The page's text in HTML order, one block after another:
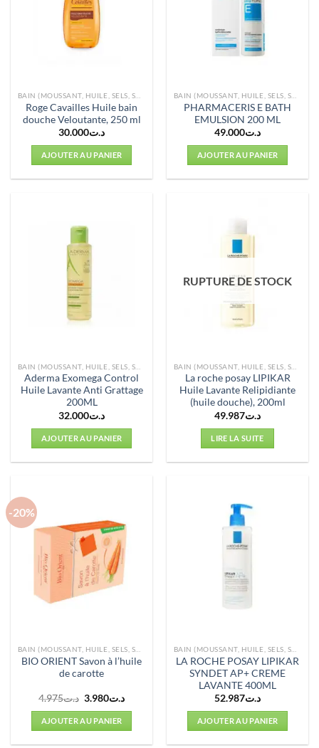
Roge Cavailles Huile bain
douche Veloutante, 250 ml
د.ت30.000
AJOUTER AU PANIER
PHARMACERIS E BATH
EMULSION 200 ML
د.ت49.000
AJOUTER AU PANIER
Aderma Exomega Control
Huile Lavante Anti Grattage
200ML
د.ت32.000
AJOUTER AU PANIER
RUPTURE DE STOCK
La roche posay LIPIKAR
Huile Lavante Relipidiante
(huile douche), 200ml
د.ت49.987
LIRE LA SUITE
-20%
BIO ORIENT Savon à l’huile
de carotte
د.ت4.975
Le
initial
était :
د.ت4.975.
د.ت3.980
Le
AJOUTER AU PANIER
LA ROCHE POSAY LIPIKAR
SYNDET AP+ CREME
LAVANTE 400ML
د.ت52.987
AJOUTER AU PANIER